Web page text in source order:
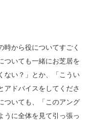
から役についてすごく
ついても一緒にお芝居を
ない？」とか、「こうい
アドバイスをしてくださ
ついても、「このアング
うに全体を見て引っ張っ